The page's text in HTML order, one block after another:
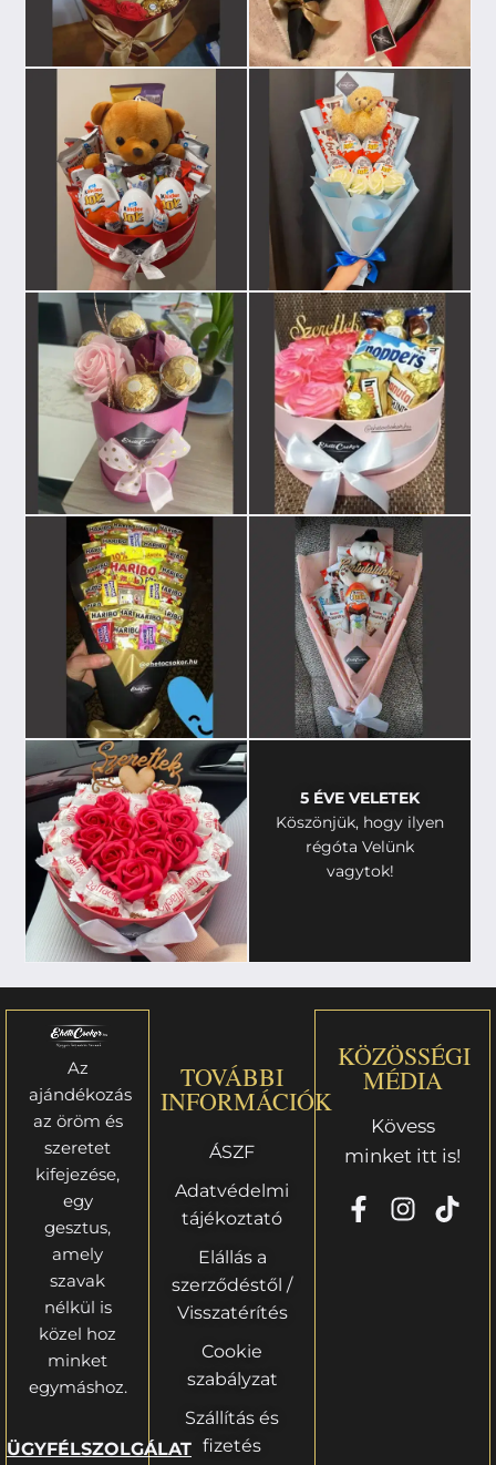
5 ÉVE VELETEK
Köszönjük, hogy ilyen
régóta Velünk
vagytok!
Az
ajándékozás
az öröm és
szeretet
kifejezése,
egy
gesztus,
amely
szavak
nélkül is
közel hoz
minket
egymáshoz.
ÜGYFÉLSZOLGÁLAT
TOVÁBBI
INFORMÁCIÓK
ÁSZF
Adatvédelmi
tájékoztató
Elállás a
szerződéstől /
Visszatérítés
Cookie
szabályzat
Szállítás és
fizetés
KÖZÖSSÉGI
MÉDIA
Kövess
minket itt is!